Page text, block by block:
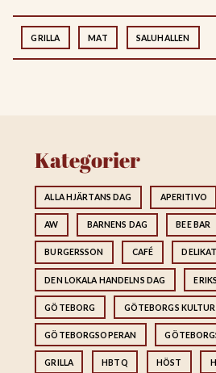
GRILLA MAT SALUHALLEN
Kategorier
ALLA HJÄRTANS DAG APERITIVO
AW BARNENS DAG BEE BAR
BURGERSSON CAFÉ
DEN LOKALA HANDELNS DAG
GÖTEBORG GÖTEBORGS
GÖTEBORGSOPERAN
GRILLA HBTQ HÖST